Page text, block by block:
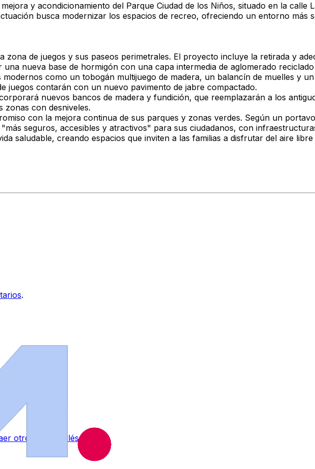
y acondicionamiento del Parque Ciudad de los Niños, situado en la calle
busca modernizar los espacios de recreo, ofreciendo un entorno más
de juegos y sus paseos perimetrales. El proyecto incluye la retirada y
nueva base de hormigón con una capa intermedia de aglomerado
como un tobogán multijuego de madera, un balancín de muelles y
juegos contarán con un nuevo pavimento de jabre compactado.
nuevos bancos de madera y fundición, que reemplazarán a los
zonas con desniveles.
con la mejora continua de sus parques y zonas verdes. Según un
seguros, accesibles y atractivos" para sus ciudadanos, con
saludable, creando espacios que inviten a las familias a disfrutar del aire
.
otro en La Vellés